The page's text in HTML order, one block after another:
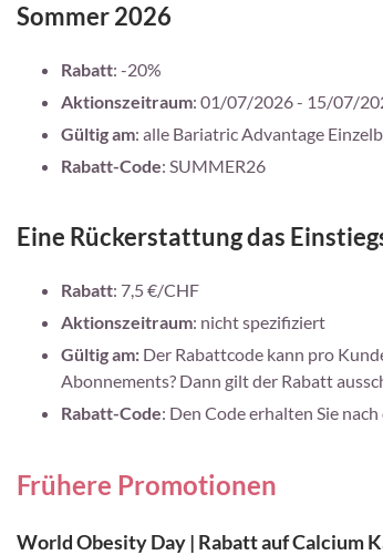
Sommer 2026
Rabatt: -20%
Aktionszeitraum: 01/07/2026 - 15/07/
Gültig am: alle Bariatric Advantage
Rabatt-Code: SUMMER26
Eine Rückerstattung das
Rabatt: 7,5 €/CHF
Aktionszeitraum: nicht spezifiziert
Gültig am: Der Rabattcode kann pro
Abonnements? Dann gilt der Rabatt
Rabatt-Code: Den Code erhalten Sie
Frühere Promotionen
World Obesity Day | Rabatt auf Calcium